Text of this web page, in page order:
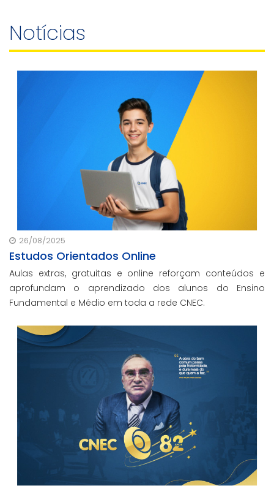
Notícias
26/08/2025
Estudos Orientados Online
Aulas extras, gratuitas e online reforçam conteúdos e
aprofundam o aprendizado dos alunos do Ensino
Fundamental e Médio em toda a rede CNEC.